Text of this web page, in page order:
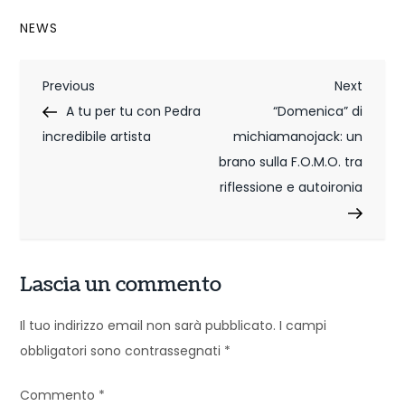
NEWS
N
a
z
i
Previous
Post
Previous
A tu per tu con Pedra
incredibile artista
Next
Post
Next
“Domenica” di
michiamanojack: un
brano sulla F.O.M.O. tra
riflessione e autoironia
Lascia un commento
Il tuo indirizzo email non sarà pubblicato. I campi
obbligatori sono contrassegnati *
Commento *